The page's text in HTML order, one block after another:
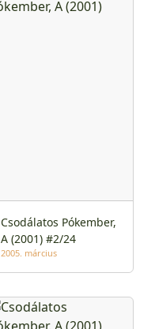
Csodálatos Pókember,
A (2001) #2/24
2005. március